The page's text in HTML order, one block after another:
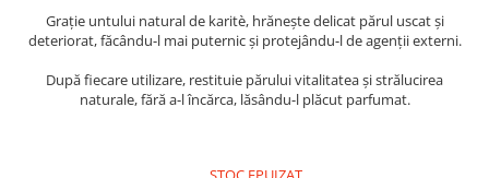
Biscuiti italieni
Prajituri, napolitane, cornuri
Bomboane italiene
Igiena intima
Geluri intime
Grație untului natural de karitè, hrănește delicat părul uscat și
deteriorat, făcându-l mai puternic și protejându-l de agenții externi.
După fiecare utilizare, restituie părului vitalitatea și strălucirea
naturale, fără a-l încărca, lăsându-l plăcut parfumat.